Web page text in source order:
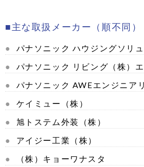
主な取扱メーカー（順不同）
パナソニック ハウジングソリ
パナソニック リビング（株）
パナソニック AWEエンジニア
ケイミュー（株）
旭トステム外装（株）
アイジー工業（株）
（株）キョーワナスタ